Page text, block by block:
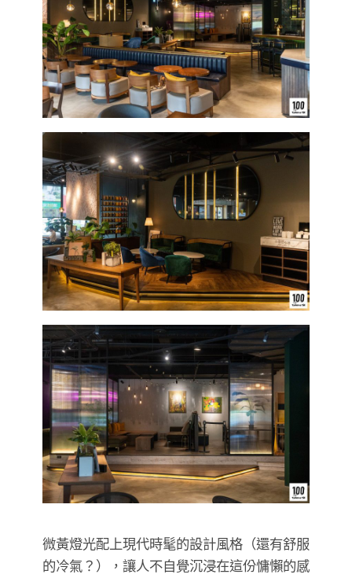
微黃燈光配上現代時髦的設計風格（還有舒服
的冷氣？），讓人不自覺沉浸在這份慵懶的感